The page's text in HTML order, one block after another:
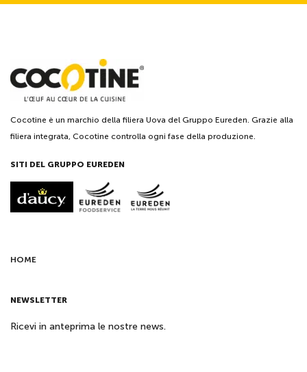
Cocotine è un marchio della filiera Uova del Gruppo Eureden. Grazie alla
filiera integrata, Cocotine controlla ogni fase della produzione.
SITI DEL GRUPPO EUREDEN
HOME
NEWSLETTER
Ricevi in anteprima le nostre news.